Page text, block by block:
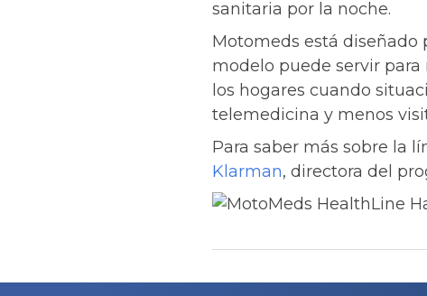
sanitaria por la noche.
Motomeds está diseñado
modelo puede servir
los hogares cuando
telemedicina y menos
Para saber más sobre la
Klarman, directora del